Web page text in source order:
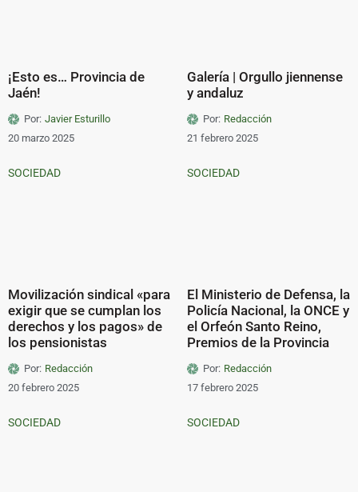
¡Esto es… Provincia de
Jaén!
Por: Javier Esturillo
20 marzo 2025
Galería | Orgullo jiennense
y andaluz
Por: Redacción
21 febrero 2025
SOCIEDAD
Movilización sindical «para
exigir que se cumplan los
derechos y los pagos» de
los pensionistas
Por: Redacción
20 febrero 2025
SOCIEDAD
El Ministerio de Defensa, la
Policía Nacional, la ONCE y
el Orfeón Santo Reino,
Premios de la Provincia
Por: Redacción
17 febrero 2025
SOCIEDAD SOCIEDAD